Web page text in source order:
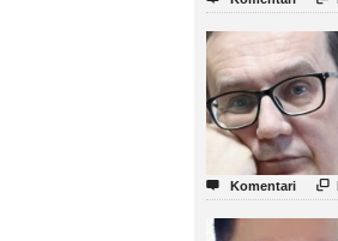
 Komentari 